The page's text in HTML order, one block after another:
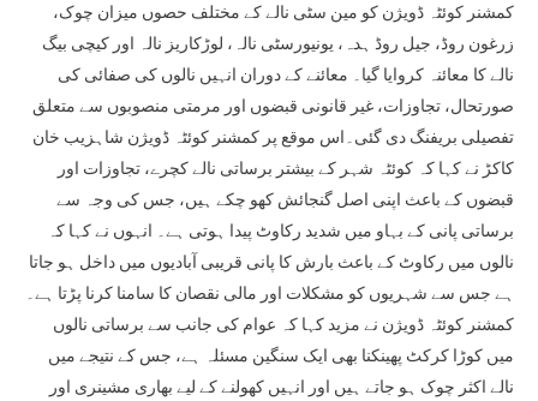
کمشنر کوئٹہ ڈویژن کو مین سٹی نالے کے مختلف حصوں میزان چوک،
زرغون روڈ، جیل روڈ ہدہ، یونیورسٹی نالہ، لوڑکاریز نالہ اور کیچی بیگ
نالے کا معائنہ کروایا گیا۔ معائنے کے دوران انہیں نالوں کی صفائی کی
صورتحال، تجاوزات، غیر قانونی قبضوں اور مرمتی منصوبوں سے متعلق
تفصیلی بریفنگ دی گئی۔اس موقع پر کمشنر کوئٹہ ڈویژن شاہزیب خان
کاکڑ نے کہا کہ کوئٹہ شہر کے بیشتر برساتی نالے کچرے، تجاوزات اور
قبضوں کے باعث اپنی اصل گنجائش کھو چکے ہیں، جس کی وجہ سے
برساتی پانی کے بہاو میں شدید رکاوٹ پیدا ہوتی ہے۔ انہوں نے کہا کہ
نالوں میں رکاوٹ کے باعث بارش کا پانی قریبی آبادیوں میں داخل ہو جاتا
ہے جس سے شہریوں کو مشکلات اور مالی نقصان کا سامنا کرنا پڑتا ہے۔
کمشنر کوئٹہ ڈویژن نے مزید کہا کہ عوام کی جانب سے برساتی نالوں
میں کوڑا کرکٹ پھینکنا بھی ایک سنگین مسئلہ ہے، جس کے نتیجے میں
نالے اکثر چوک ہو جاتے ہیں اور انہیں کھولنے کے لیے بھاری مشینری اور